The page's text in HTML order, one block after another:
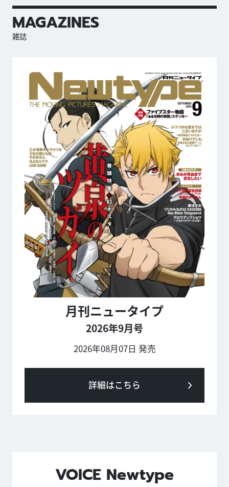
MAGAZINES
雑誌
月刊ニュータイプ
2026年9月号
2026年08月07日 発売
詳細はこちら
VOICE Newtype